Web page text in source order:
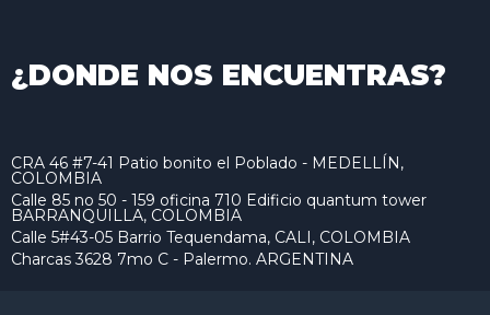
¿DONDE NOS ENCUENTRAS?
CRA 46 #7-41 Patio bonito el Poblado - MEDELLÍN,
COLOMBIA
Calle 85 no 50 - 159 oficina 710 Edificio quantum tower
BARRANQUILLA, COLOMBIA
Calle 5#43-05 Barrio Tequendama, CALI, COLOMBIA
Charcas 3628 7mo C - Palermo. ARGENTINA